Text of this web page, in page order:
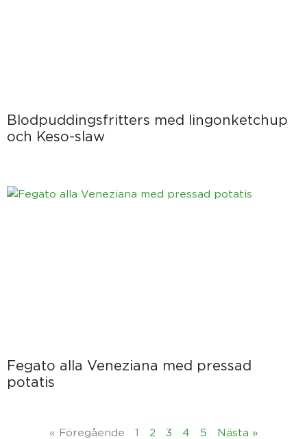
Blodpuddingsfritters med lingonketchup
och Keso-slaw
Fegato alla Veneziana med pressad
potatis
« Föregående 1 2 3 4 5 Nästa »